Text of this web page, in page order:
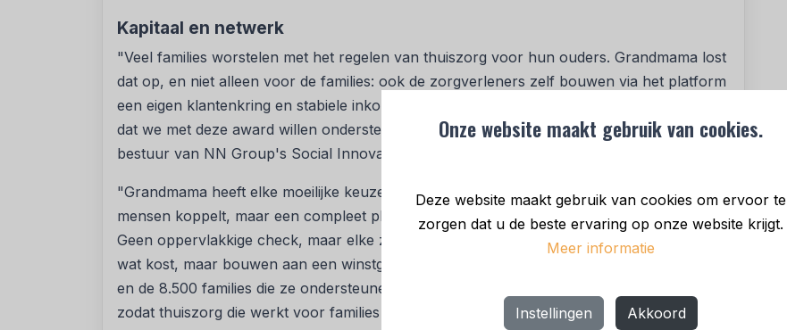
Onze website maakt gebruik van cookies.
Deze website maakt gebruik van cookies om ervoor te
zorgen dat u de beste ervaring op onze website krijgt.
Meer informatie
Instellingen Akkoord
Kapitaal en netwerk
"Veel families worstelen met het regelen van thuiszorg voor hun ouders. Grandmama lost
dat op, en niet alleen voor de families: ook de zorgverleners zelf bouwen via het platform
een eigen klantenkring en stabiele inkomstenbron op. Dit is precies het soort oplossing
dat we met deze award willen ondersteunen," zegt Fleur Hudig, voorzitter van het
bestuur van NN Group's Social Innovation Fund.
"Grandmama heeft elke moeilijke keuze gemaakt die er was. Geen marktplaats die alleen
mensen koppelt, maar een compleet platform dat ook screent, betaalt en coördineert.
Geen oppervlakkige check, maar elke zorgverlener zelf controleren. Geen groei koste
wat kost, maar bouwen aan een winstgevend bedrijf. Vicky en Maria deden het allemaal,
en de 8.500 families die ze ondersteunen bewijzen dat het werkt. We blijven hen steunen,
zodat thuiszorg die werkt voor families én zorgverleners de norm wordt, niet de